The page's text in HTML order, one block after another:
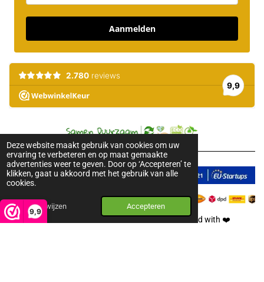
Deze website maakt gebruik van cookies om uw
ervaring te verbeteren en op maat gemaakte
advertenties weer te geven. Door op ‘Accepteren’ te
klikken, gaat u akkoord met het gebruik van alle
cookies.
Afwijzen Accepteren
9,9
Aanmelden
2018-2026 © Pure Honey. All rights reserved. Created with ❤️